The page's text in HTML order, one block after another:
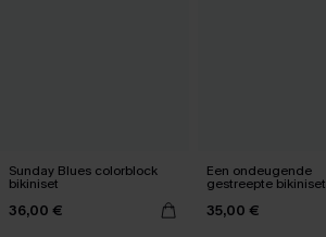
Sunday Blues colorblock
bikiniset
36,00 €
Een ondeugende
gestreepte bikiniset
35,00 €